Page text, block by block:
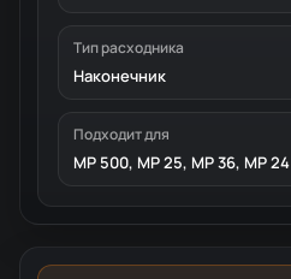
Тип расходника
Наконечник
Подходит для
MP 500, MP 25, MP 36, MP 24